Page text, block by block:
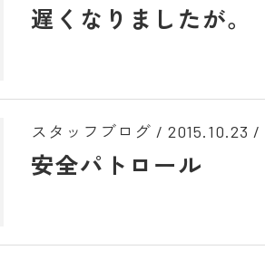
遅くなりましたが。
スタッフブログ / 2015.10.23 /
安全パトロール